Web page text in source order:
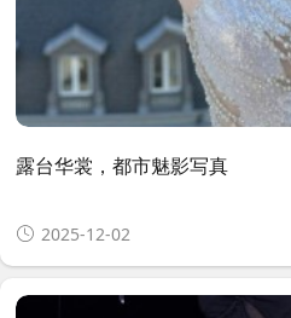
露台华裳，都市魅影写真
2025-12-02